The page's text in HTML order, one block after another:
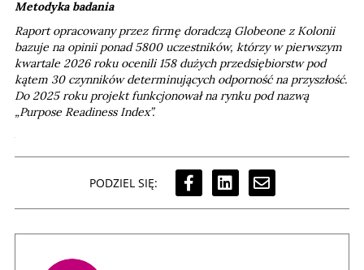
Metodyka badania
Raport opracowany przez firmę doradczą Globeone z Kolonii
bazuje na opinii ponad 5800 uczestników, którzy w pierwszym
kwartale 2026 roku ocenili 158 dużych przedsiębiorstw pod
kątem 30 czynników determinujących odporność na przyszłość.
Do 2025 roku projekt funkcjonował na rynku pod nazwą
„Purpose Readiness Index”.
PODZIEL SIĘ: